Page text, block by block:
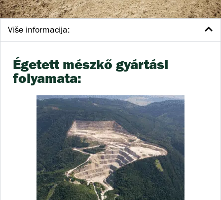
Više informacija:
Égetett mészkő gyártási
folyamata: